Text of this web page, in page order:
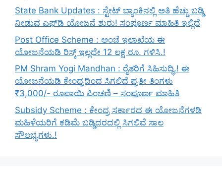
State Bank Updates : ಸ್ಟೇಟ್ ಬ್ಯಾಂಕಿನಲ್ಲಿ ಅತಿ ಹೆಚ್ಚು ಬಡ್ಡಿ
ನೀಡುವ ಎಫ್‌ಡಿ ಯೋಜನೆ ಶುರು! ಸಂಪೂರ್ಣ ಮಾಹಿತಿ ಇಲ್ಲಿದೆ
Post Office Scheme : ಅಂಚೆ ಇಲಾಖೆಯ ಈ
ಯೋಜನೆಯಡಿ ರಿಸ್ಕ್‌ ಇಲ್ಲದೇ 12 ಲಕ್ಷ ರೂ. ಗಳಿಸಿ.!
PM Shram Yogi Mandhan : ರೈತರಿಗೆ ಸಿಹಿಸುದ್ಧಿ.! ಈ
ಯೋಜನೆಯಡಿ ಕೇಂದ್ರದಿಂದ ಸಿಗಲಿದೆ ಪ್ರತೀ ತಿಂಗಳು
₹3,000/- ರೂಪಾಯಿ ಪಿಂಚಣಿ – ಸಂಪೂರ್ಣ ಮಾಹಿತಿ
Subsidy Scheme : ಕೇಂದ್ರ ಸರ್ಕಾರದ ಈ ಯೋಜನೆಗಳಡಿ
ಮಹಿಳೆಯರಿಗೆ ಕಡಿಮೆ ಬಡ್ಡಿದರದಲ್ಲಿ ಸಿಗಲಿವೆ ಸಾಲ
ಸೌಲಭ್ಯಗಳು.!